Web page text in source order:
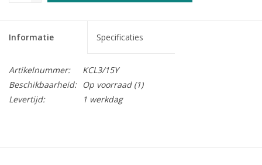
Informatie Specificaties
Artikelnummer:
KCL3/15Y
Beschikbaarheid:
Op voorraad(1)
Levertijd:
1 werkdag